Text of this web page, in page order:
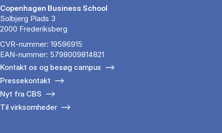
Copenhagen Business School
Solbjerg Plads 3
2000 Frederiksberg
CVR-nummer: 19596915
EAN-nummer: 5798009814821
Kontakt os og besøg campus
Pressekontakt
Nyt fra CBS
Til virksomheder